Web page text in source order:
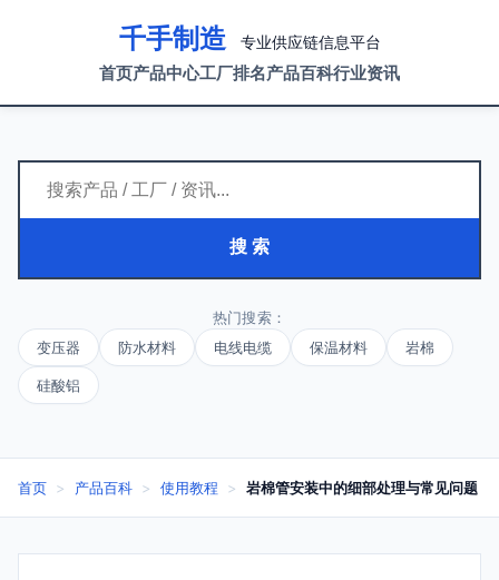
千手制造 专业供应链信息平台
首页产品中心工厂排名产品百科行业资讯
搜 索
热门搜索：
变压器
防水材料 电线电缆 保温材料 岩棉
硅酸铝
首页 > 产品百科 > 使用教程 > 岩棉管安装中的细部处理与常见问题